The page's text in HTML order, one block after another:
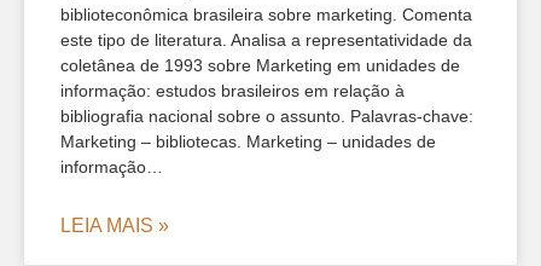
biblioteconômica brasileira sobre marketing. Comenta
este tipo de literatura. Analisa a representatividade da
coletânea de 1993 sobre Marketing em unidades de
informação: estudos brasileiros em relação à
bibliografia nacional sobre o assunto. Palavras-chave:
Marketing – bibliotecas. Marketing – unidades de
informação…
LEIA MAIS »